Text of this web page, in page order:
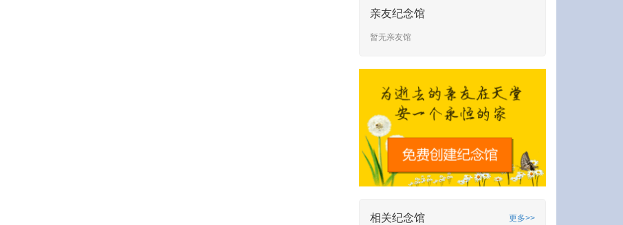
亲友纪念馆
暂无亲友馆
相关纪念馆 更多>>